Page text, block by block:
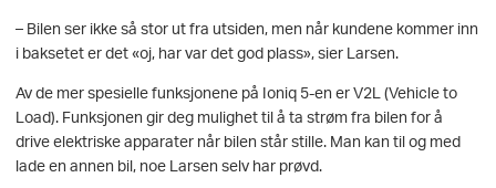
– Bilen ser ikke så stor ut fra utsiden, men når kundene kommer inn
i baksetet er det «oj, har var det god plass», sier Larsen.
Av de mer spesielle funksjonene på Ioniq 5-en er V2L (Vehicle to
Load). Funksjonen gir deg mulighet til å ta strøm fra bilen for å
drive elektriske apparater når bilen står stille. Man kan til og med
lade en annen bil, noe Larsen selv har prøvd.